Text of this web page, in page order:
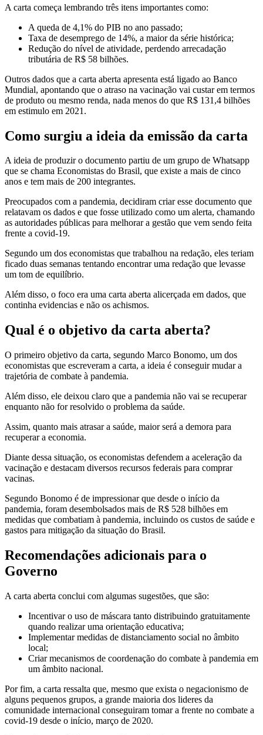
A carta começa lembrando três itens importantes como:
A queda de 4,1% do PIB no ano passado;
Taxa de desemprego de 14%, a maior da série histórica;
Redução do nível de atividade, perdendo arrecadação
tributária de R$ 58 bilhões.
Outros dados que a carta aberta apresenta está ligado ao Banco
Mundial, apontando que o atraso na vacinação vai custar em termos
de produto ou mesmo renda, nada menos do que R$ 131,4 bilhões
em estimulo em 2021.
Como surgiu a ideia da emissão da carta
A ideia de produzir o documento partiu de um grupo de Whatsapp
que se chama Economistas do Brasil, que existe a mais de cinco
anos e tem mais de 200 integrantes.
Preocupados com a pandemia, decidiram criar esse documento que
relatavam os dados e que fosse utilizado como um alerta, chamando
as autoridades públicas para melhorar a gestão que vem sendo feita
frente a covid-19.
Segundo um dos economistas que trabalhou na redação, eles teriam
ficado duas semanas tentando encontrar uma redação que levasse
um tom de equilíbrio.
Além disso, o foco era uma carta aberta alicerçada em dados, que
continha evidencias e não os achismos.
Qual é o objetivo da carta aberta?
O primeiro objetivo da carta, segundo Marco Bonomo, um dos
economistas que escreveram a carta, a ideia é conseguir mudar a
trajetória de combate à pandemia.
Além disso, ele deixou claro que a pandemia não vai se recuperar
enquanto não for resolvido o problema da saúde.
Assim, quanto mais atrasar a saúde, maior será a demora para
recuperar a economia.
Diante dessa situação, os economistas defendem a aceleração da
vacinação e destacam diversos recursos federais para comprar
vacinas.
Segundo Bonomo é de impressionar que desde o início da
pandemia, foram desembolsados mais de R$ 528 bilhões em
medidas que combatiam à pandemia, incluindo os custos de saúde e
gastos para mitigação da situação do Brasil.
Recomendações adicionais para o
Governo
A carta aberta conclui com algumas sugestões, que são:
Incentivar o uso de máscara tanto distribuindo gratuitamente
quando realizar uma orientação educativa;
Implementar medidas de distanciamento social no âmbito
local;
Criar mecanismos de coordenação do combate à pandemia em
um âmbito nacional.
Por fim, a carta ressalta que, mesmo que exista o negacionismo de
alguns pequenos grupos, a grande maioria dos lideres da
comunidade internacional conseguiram tomar a frente no combate a
covid-19 desde o início, março de 2020.